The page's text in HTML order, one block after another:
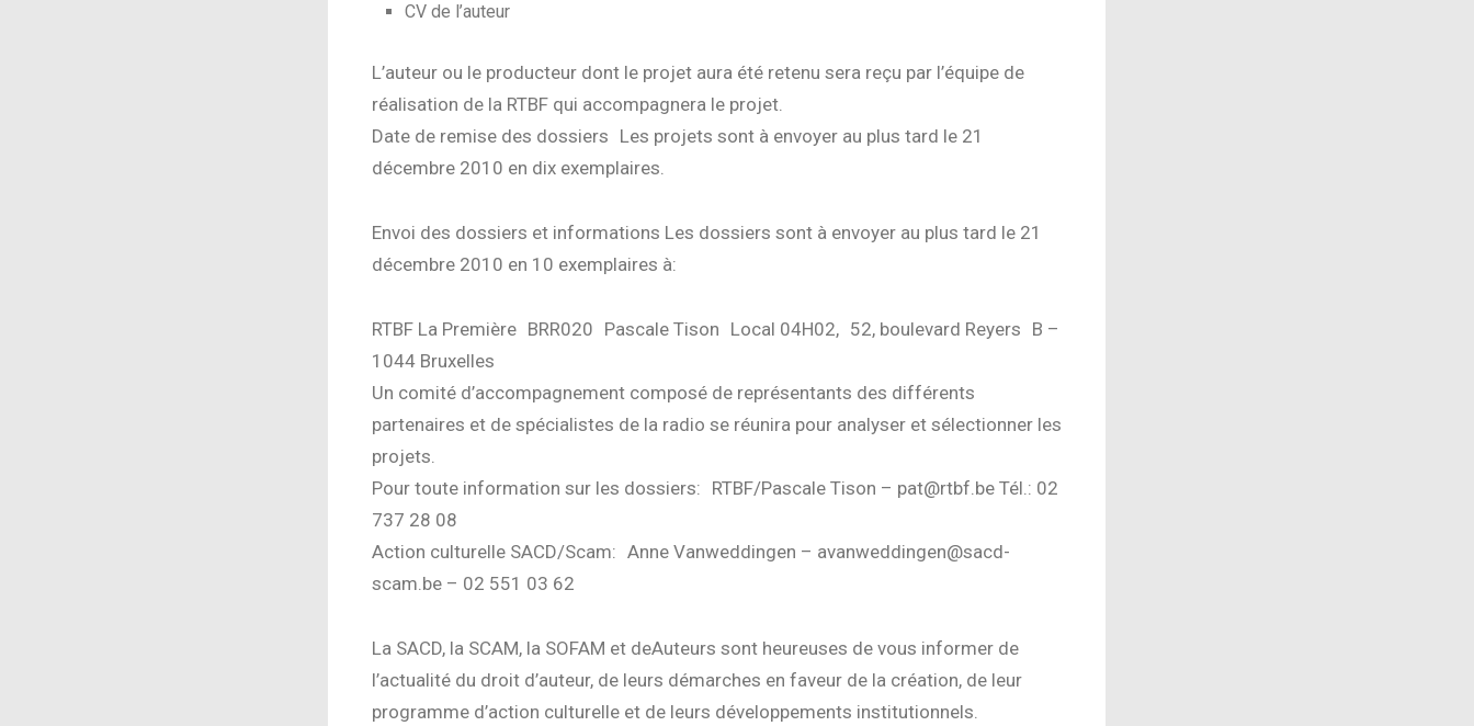
CV de l’auteur
L’auteur ou le producteur dont le projet aura été retenu sera reçu par l’équipe de
réalisation de la RTBF qui accompagnera le projet.
Date de remise des dossiers Les projets sont à envoyer au plus tard le 21
décembre 2010 en dix exemplaires.
Envoi des dossiers et informations Les dossiers sont à envoyer au plus tard le 21
décembre 2010 en 10 exemplaires à:
RTBF La Première BRR020 Pascale Tison Local 04H02, 52, boulevard Reyers B –
1044 Bruxelles
Un comité d’accompagnement composé de représentants des différents
partenaires et de spécialistes de la radio se réunira pour analyser et sélectionner les
projets.
Pour toute information sur les dossiers: RTBF/Pascale Tison – pat@rtbf.be Tél.: 02
737 28 08
Action culturelle SACD/Scam: Anne Vanweddingen – avanweddingen@sacd-
scam.be – 02 551 03 62
La SACD, la SCAM, la SOFAM et deAuteurs sont heureuses de vous informer de
l’actualité du droit d’auteur, de leurs démarches en faveur de la création, de leur
programme d’action culturelle et de leurs développements institutionnels.